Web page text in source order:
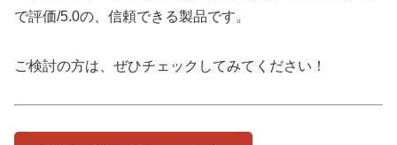
で評価/5.0の、信頼できる製品です。
ご検討の方は、ぜひチェックしてみてください！